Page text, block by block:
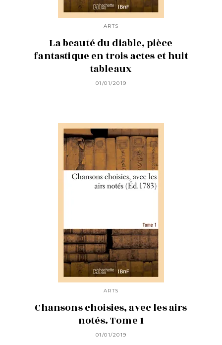
ARTS
La beauté du diable, pièce
fantastique en trois actes et huit
tableaux
01/01/2019
ARTS
Chansons choisies, avec les airs
notés. Tome 1
01/01/2019